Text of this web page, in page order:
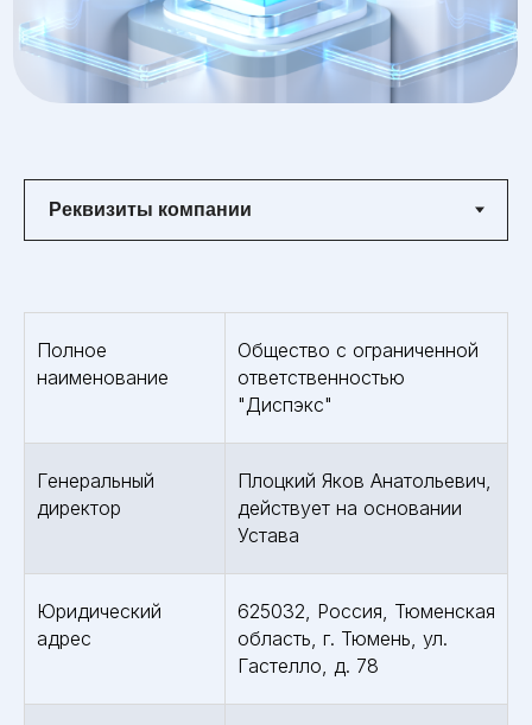
Полное
наименование
Общество с ограниченной
ответственностью
"Диспэкс"
Генеральный
директор
Плоцкий Яков Анатольевич,
действует на основании
Устава
Юридический
адрес
625032, Россия, Тюменская
область, г. Тюмень, ул.
Гастелло, д. 78